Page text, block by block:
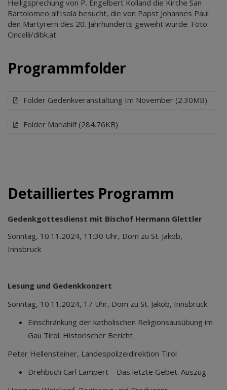
Heiligsprechung von P. Engelbert Kolland die Kirche San
Bartolomeo all’Isola besucht, die von Papst Johannes Paul
den Märtyrern des 20. Jahrhunderts geweiht wurde. Foto:
Cincelli/dibk.at
Programmfolder
Folder Gedenkveranstaltung Im November (2.30MB)
Folder Mariahilf (284.76KB)
Detailliertes Programm
Gedenkgottesdienst mit Bischof Hermann Glettler
Sonntag, 10.11.2024, 11:30 Uhr, Dom zu St. Jakob,
Innsbruck
Lesung und Gedenkkonzert
Sonntag, 10.11.2024, 17 Uhr, Dom zu St. Jakob, Innsbruck
Einschränkung der katholischen Religionsausübung im
Gau Tirol. Historischer Bericht
Peter Hellensteiner, Landespolizeidirektion Tirol
Drehbuch Carl Lampert – Das letzte Gebet. Auszug